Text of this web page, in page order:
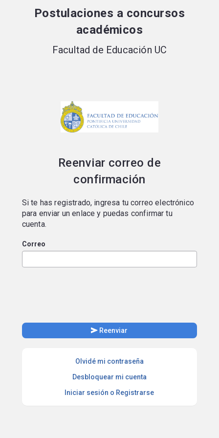
Portal de postulaciones
Postulaciones a concursos
académicos
Facultad de Educación UC
Reenviar correo de
confirmación
Si te has registrado, ingresa tu correo electrónico
para enviar un enlace y puedas confirmar tu
cuenta.
Correo
send Reenviar
Olvidé mi contraseña
Desbloquear mi cuenta
Iniciar sesión o Registrarse